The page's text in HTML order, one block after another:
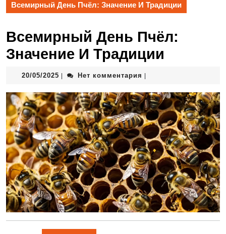
Всемирный День Пчёл: Значение И Традиции
Всемирный День Пчёл:
Значение И Традиции
20/05/2025 Нет комментария